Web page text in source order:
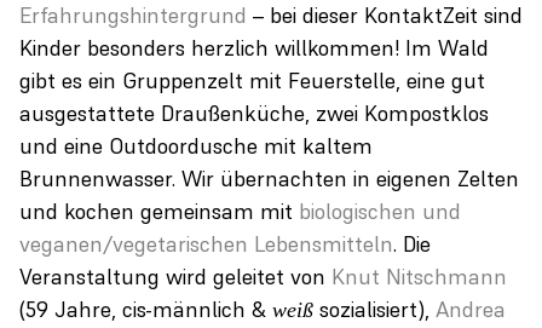
Erfahrungshintergrund – bei dieser KontaktZeit sind
Kinder besonders herzlich willkommen! Im Wald
gibt es ein Gruppenzelt mit Feuerstelle, eine gut
ausgestattete Draußenküche, zwei Kompostklos
und eine Outdoordusche mit kaltem
Brunnenwasser. Wir übernachten in eigenen Zelten
und kochen gemeinsam mit biologischen und
veganen/vegetarischen Lebensmitteln. Die
Veranstaltung wird geleitet von Knut Nitschmann
(59 Jahre, cis-männlich & weiß sozialisiert), Andrea